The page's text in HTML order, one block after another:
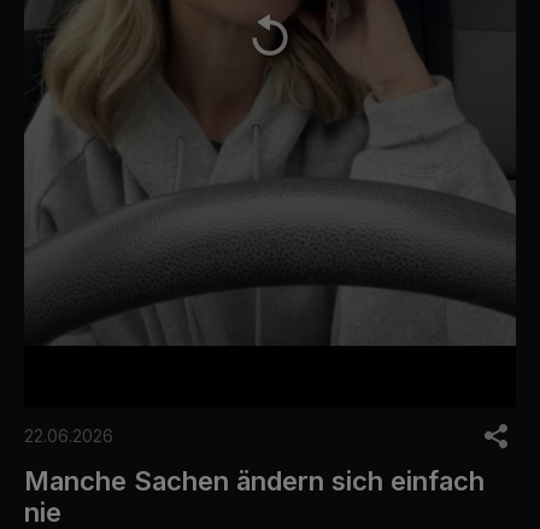
o
8
s
e
22.06.2026
Manche Sachen ändern sich einfach
nie